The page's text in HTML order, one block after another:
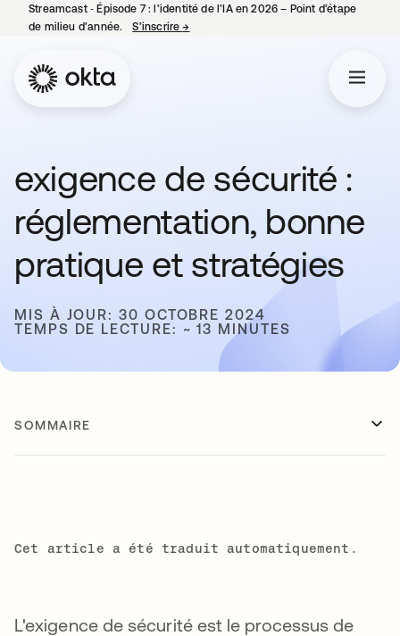
Streamcast ‑ Épisode 7 : l’identité de l’IA en 2026 – Point d’étape
de milieu d’année.
S’inscrire→
exigence de sécurité :
réglementation, bonne
pratique et stratégies
MIS À JOUR: 30 OCTOBRE 2024
TEMPS DE LECTURE: ~ 13 MINUTES
SOMMAIRE
Cet article a été traduit automatiquement.
L'exigence de sécurité est le processus de